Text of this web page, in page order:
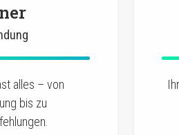
alles – von
bis zu